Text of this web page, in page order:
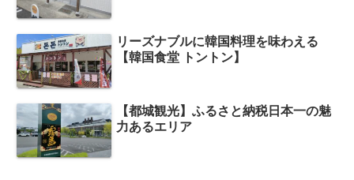
リーズナブルに韓国料理を味わえる
【韓国食堂 トントン】
【都城観光】ふるさと納税日本一の魅
力あるエリア